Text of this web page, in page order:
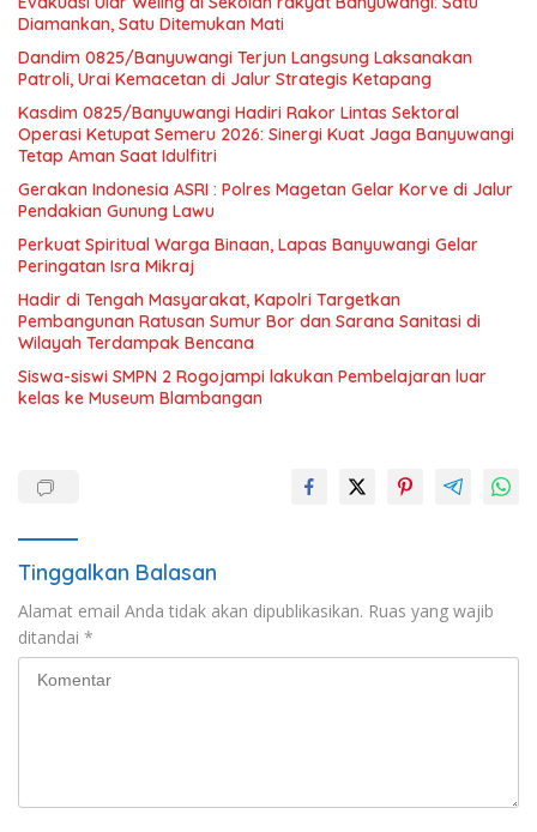
Diamankan, Satu Ditemukan Mati
Dandim 0825/Banyuwangi Terjun Langsung Laksanakan
Patroli, Urai Kemacetan di Jalur Strategis Ketapang
Kasdim 0825/Banyuwangi Hadiri Rakor Lintas Sektoral
Operasi Ketupat Semeru 2026: Sinergi Kuat Jaga Banyuwangi
Tetap Aman Saat Idulfitri
Gerakan Indonesia ASRI : Polres Magetan Gelar Korve di Jalur
Pendakian Gunung Lawu
Perkuat Spiritual Warga Binaan, Lapas Banyuwangi Gelar
Peringatan Isra Mikraj
Hadir di Tengah Masyarakat, Kapolri Targetkan
Pembangunan Ratusan Sumur Bor dan Sarana Sanitasi di
Wilayah Terdampak Bencana
Siswa-siswi SMPN 2 Rogojampi lakukan Pembelajaran luar
kelas ke Museum Blambangan
Tinggalkan Balasan
Alamat email Anda tidak akan dipublikasikan. Ruas yang wajib
ditandai *